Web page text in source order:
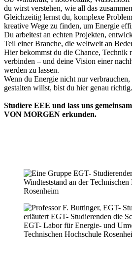
du wirst verstehen, wie all das
Gleichzeitig lernst du, komplexe
kreative Wege zu finden, um Energie
Du arbeitest an echten Projekten,
Teil einer Branche, die weltweit an
Hier bekommst du die Chance, Technik
verbinden – und deine Vision einer
werden zu lassen.
Wenn du Energie nicht nur
gestalten willst, bist du hier genau richtig.
Studiere EEE und lass uns
VON MORGEN erkunden.